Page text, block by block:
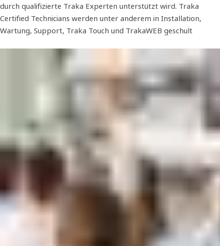
durch qualifizierte Traka Experten unterstützt wird. Traka
Certified Technicians werden unter anderem in Installation,
Wartung, Support, Traka Touch und TrakaWEB geschult